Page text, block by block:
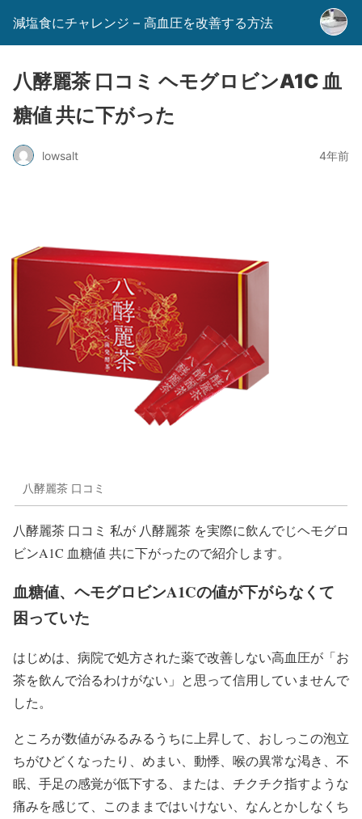
減塩食にチャレンジ – 高血圧を改善する方法
八酵麗茶 口コミ ヘモグロビンA1C 血
糖値 共に下がった
lowsalt 4年前
八酵麗茶 口コミ
八酵麗茶 口コミ 私が 八酵麗茶 を実際に飲んでじヘモグロ
ビンA1C 血糖値 共に下がったので紹介します。
血糖値、ヘモグロビンA1Cの値が下がらなくて
困っていた
はじめは、病院で処方された薬で改善しない高血圧が「お
茶を飲んで治るわけがない」と思って信用していませんで
した。
ところが数値がみるみるうちに上昇して、おしっこの泡立
ちがひどくなったり、めまい、動悸、喉の異常な渇き、不
眠、手足の感覚が低下する、または、チクチク指すような
痛みを感じて、このままではいけない、なんとかしなくち